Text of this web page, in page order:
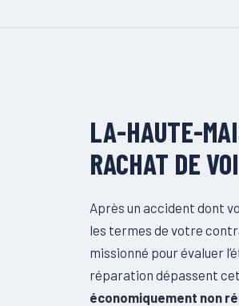
LA-HAUTE-
RACHAT DE
Après un accident dont
les termes de votre
missionné pour évaluer
réparation dépassent
économiquement non